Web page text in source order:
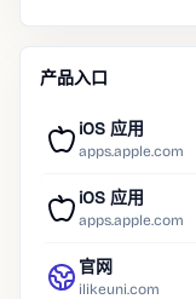
产品入口
iOS 应用
apps.apple.com
iOS 应用
apps.apple.com
官网
ilikeuni.com